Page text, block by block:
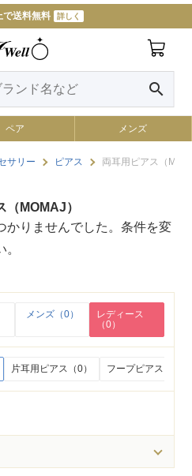
送料無料 詳しく
search
ペア メンズ
サリー ピアス 両耳用ピアス（
（MOMAJ）
かりませんでした。条件を変
メンズ（0）
レディース
（0）
片耳用ピアス（0） フープピアス（0）